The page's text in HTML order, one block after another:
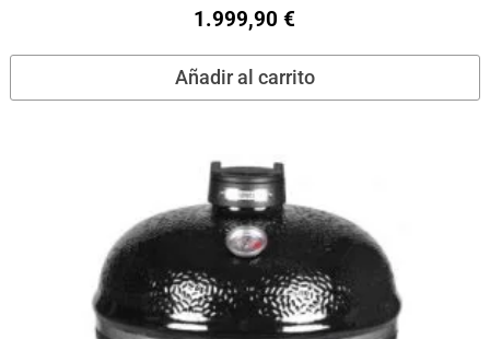
1.999,90€
Añadir al carrito